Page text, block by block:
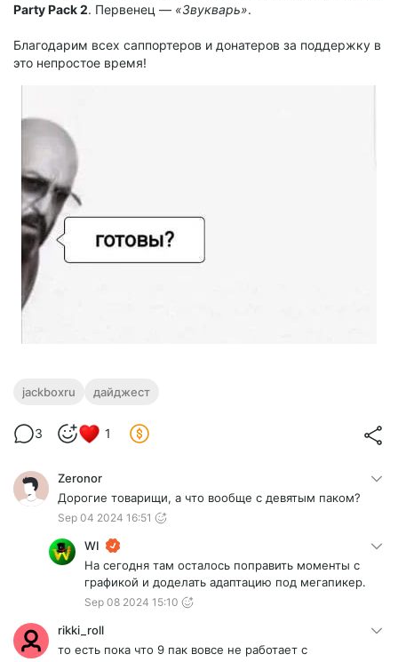
Party Pack 2. Первенец — «Звукварь».
Благодарим всех саппортеров и донатеров за поддержку в
это непростое время!
jackboxru дайджест
3 1
Zeronor
Дорогие товарищи, а что вообще с девятым паком?
Sep 04 2024 16:51
WI
На сегодня там осталось поправить моменты с
графикой и доделать адаптацию под мегапикер.
Sep 08 2024 15:10
rikki_roll
то есть пока что 9 пак вовсе не работает с